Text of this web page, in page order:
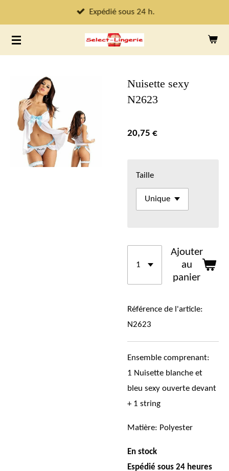
au
contenu
principal
Expédié sous 24 h.
Nuisette sexy
N2623
20,75 €
Taille
Ajouter
au
panier
Référence de l'article:
N2623
Ensemble comprenant:
1 Nuisette blanche et
bleu sexy ouverte devant
+ 1 string
Matière: Polyester
En stock
Espédié sous 24 heures